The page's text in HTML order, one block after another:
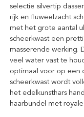
selectie silvertip
rijk en fluweelzacht
met het grote aantal
scheerkwast een
masserende werking.
veel water vast te
optimaal voor op een
scheerkwast wordt
het edelkunsthars
haarbundel met